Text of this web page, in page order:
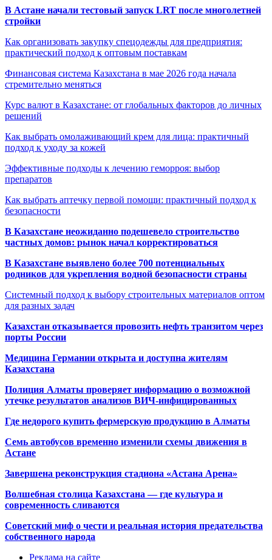
В Астане начали тестовый запуск LRT после многолетней
стройки
Как организовать закупку спецодежды для предприятия:
практический подход к оптовым поставкам
Финансовая система Казахстана в мае 2026 года начала
стремительно меняться
Курс валют в Казахстане: от глобальных факторов до личных
решений
Как выбрать омолаживающий крем для лица: практичный
подход к уходу за кожей
Эффективные подходы к лечению геморроя: выбор
препаратов
Как выбрать аптечку первой помощи: практичный подход к
безопасности
В Казахстане неожиданно подешевело строительство
частных домов: рынок начал корректироваться
В Казахстане выявлено более 700 потенциальных
родников для укрепления водной безопасности страны
Системный подход к выбору строительных материалов оптом
для разных задач
Казахстан отказывается провозить нефть транзитом через
порты России
Медицина Германии открыта и доступна жителям
Казахстана
Полиция Алматы проверяет информацию о возможной
утечке результатов анализов ВИЧ-инфицированных
Где недорого купить фермерскую продукцию в Алматы
Семь автобусов временно изменили схемы движения в
Астане
Завершена реконструкция стадиона «Астана Арена»
Волшебная столица Казахстана — где культура и
современность сливаются
Советский миф о чести и реальная история предательства
собственного народа
Реклама на сайте